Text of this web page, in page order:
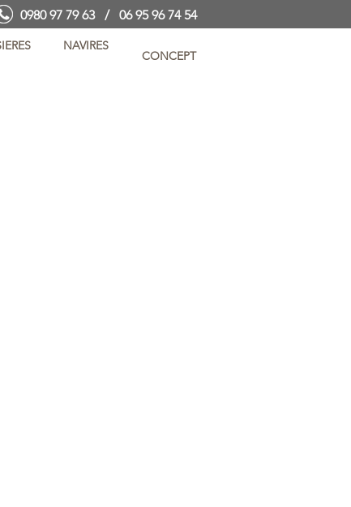
0980 97 79 63 / 06 95 96 74 54
NAVIRES
CONCEPT